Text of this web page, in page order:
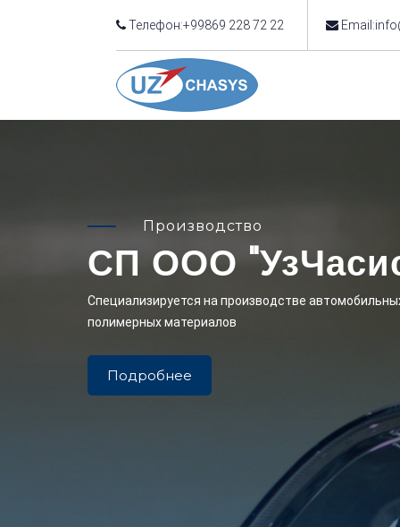
Телефон:+99869 228 72 22
Производство
СП ООО
Cпециализируется на производстве
полимерных материалов
Подробнее